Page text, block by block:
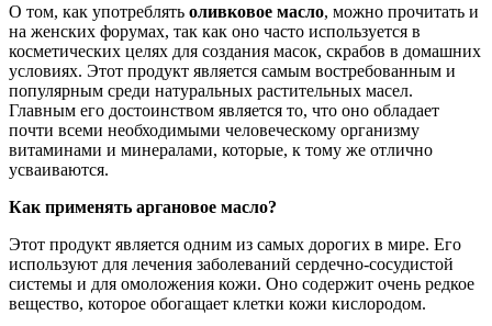
О том, как употреблять оливковое масло, можно прочитать и
на женских форумах, так как оно часто используется в
косметических целях для создания масок, скрабов в домашних
условиях. Этот продукт является самым востребованным и
популярным среди натуральных растительных масел.
Главным его достоинством является то, что оно обладает
почти всеми необходимыми человеческому организму
витаминами и минералами, которые, к тому же отлично
усваиваются.
Как применять аргановое масло?
Этот продукт является одним из самых дорогих в мире. Его
используют для лечения заболеваний сердечно-сосудистой
системы и для омоложения кожи. Оно содержит очень редкое
вещество, которое обогащает клетки кожи кислородом.